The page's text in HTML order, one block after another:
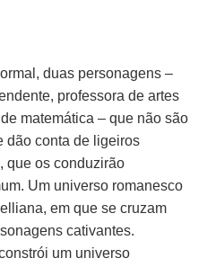
duas personagens –
professora de artes
matemática – que não são
dão conta de ligeiros
que os conduzirão
Um universo romanesco
em que se cruzam
cativantes.
um universo